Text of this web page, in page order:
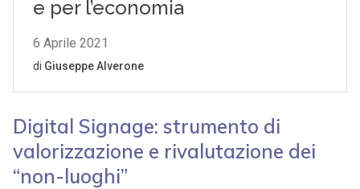
Digital Signage: strumento di
valorizzazione e rivalutazione dei
“non-luoghi”